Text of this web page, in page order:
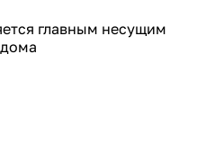
главным несущим